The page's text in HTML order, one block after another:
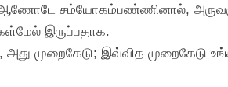
சம்யோகம்பண்ணினால்,
இருப்பதாக.
முறைகேடு; இவ்வித முறைகேடு